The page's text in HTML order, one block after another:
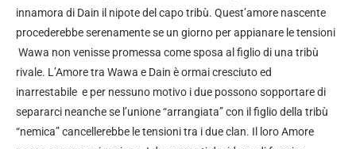
innamora di Dain il nipote del capo tribù. Quest’amore nascente
procederebbe serenamente se un giorno per appianare le tensioni
Wawa non venisse promessa come sposa al figlio di una tribù
rivale. L’Amore tra Wawa e Dain è ormai cresciuto ed
inarrestabile e per nessuno motivo i due possono sopportare di
separarci neanche se l’unione “arrangiata” con il figlio della tribù
“nemica” cancellerebbe le tensioni tra i due clan. Il loro Amore